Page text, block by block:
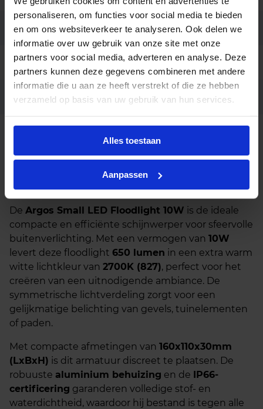
personaliseren, om functies voor social media te bieden
en om ons websiteverkeer te analyseren. Ook delen we
informatie over uw gebruik van onze site met onze
partners voor social media, adverteren en analyse. Deze
partners kunnen deze gegevens combineren met andere
informatie die u aan ze heeft verstrekt of die ze hebben
verzameld op basis van uw gebruik van hun services.
Alles toestaan
Aanpassen
Aansluiting Draadeinde 1 meter
Garantie 5 jaar
Code LU129741
Mastbevestiging
Beschrijving
De Argos Small LED Floodlight 10W is de ideale
compacte en efficiënte schijnwerper voor sfeervolle
buitenverlichting. Met een vermogen van 10W
levert deze floodlight 650 lumen in een extra warm
witte lichtkleur van 2700K (827), perfect voor het
creëren van een uitnodigende ambiance. De
symmetrische lichtverdeling zorgt voor een
gelijkmatige belichting van gevels, tuinelementen
of paden.
Met compacte afmetingen van 160x110x30mm
(LxBxH) is dit armatuur discreet te plaatsen. De
robuuste aluminium behuizing en de IP66-
certificering garanderen volledige stof- en
waterdichtheid, waardoor hij bestand is tegen alle